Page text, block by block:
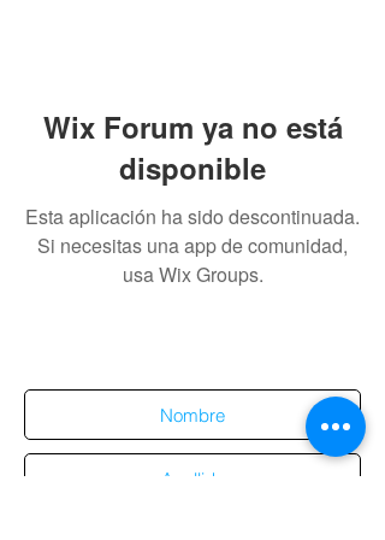
Wix Forum ya no está
disponible
Esta aplicación ha sido descontinuada.
Si necesitas una app de comunidad,
usa Wix Groups.